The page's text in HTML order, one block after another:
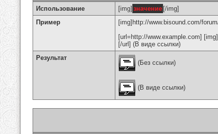
Использование [img] значение [/img]
Пример
[img]http://www.bisound.com/
[url=http://www.example.com]
[/url] (В виде ссылки)
Результат
(Без ссылки)
(В виде ссылки)